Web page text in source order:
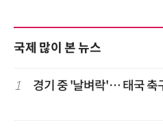
국제 많이 본 뉴스
1 경기 중 '날벼락'… 태국 축